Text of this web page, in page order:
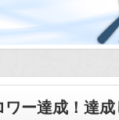
ー達成！達成